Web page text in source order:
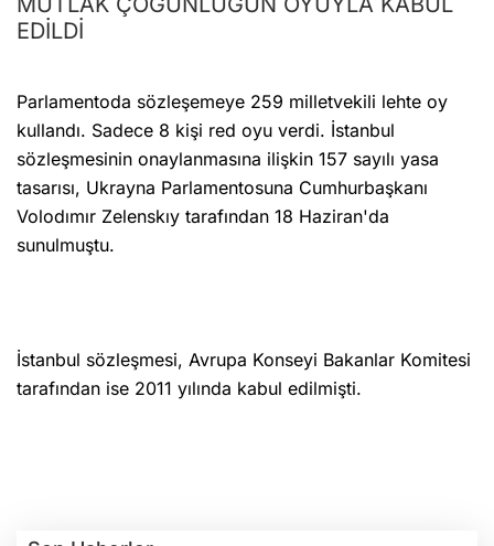
EDİLDİ
Parlamentoda sözleşemeye 259 milletvekili lehte oy
kullandı. Sadece 8 kişi red oyu verdi. İstanbul
sözleşmesinin onaylanmasına ilişkin 157 sayılı yasa
tasarısı, Ukrayna Parlamentosuna Cumhurbaşkanı
Volodımır Zelenskıy tarafından 18 Haziran'da
sunulmuştu.
İstanbul sözleşmesi, Avrupa Konseyi Bakanlar Komitesi
tarafından ise 2011 yılında kabul edilmişti.